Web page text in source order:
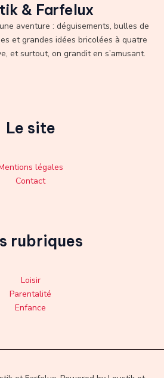
& Farfelux
aventure : déguisements, bulles de
et grandes idées bricolées à quatre
et surtout, on grandit en s’amusant.
Le site
légales
Contact
rubriques
Loisir
Parentalité
Enfance